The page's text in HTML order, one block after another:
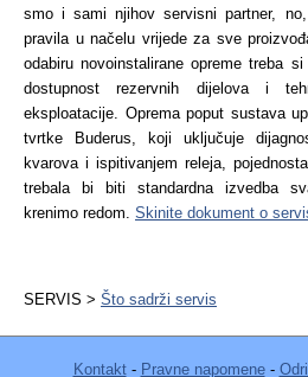
smo i sami njihov servisni partner,
pravila u načelu vrijede za sve
odabiru novoinstalirane opreme treba
dostupnost rezervnih dijelova i
eksploatacije. Oprema poput sustava
tvrtke Buderus, koji uključuje
kvarova i ispitivanjem releja,
trebala bi biti standardna izvedba
krenimo redom. Skinite dokument o
SERVIS > Što sadrži servis
Kontakt- Pravne napomene-